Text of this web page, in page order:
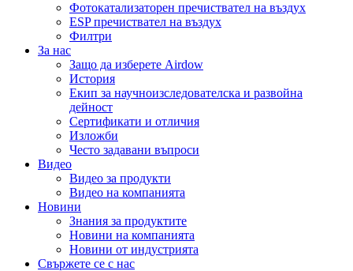
Фотокатализаторен пречиствател на въздух
ESP пречиствател на въздух
Филтри
За нас
Защо да изберете Airdow
История
Екип за научноизследователска и развойна
дейност
Сертификати и отличия
Изложби
Често задавани въпроси
Видео
Видео за продукти
Видео на компанията
Новини
Знания за продуктите
Новини на компанията
Новини от индустрията
Свържете се с нас